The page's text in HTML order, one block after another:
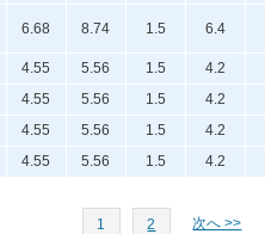
6.68 8.74 1.5 6.4
4.55 5.56 1.5
4.2
4.55 5.56 1.5
4.2
4.55 5.56 1.5
4.2
4.55 5.56 1.5 4.2
1 2 次へ >>